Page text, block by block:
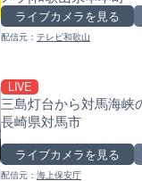
ライブカメラを見る
配信元： テレビ和歌山
LIVE
三島灯台から対馬海峡
長崎県対馬市
ライブカメラを見る
配信元： 海上保安庁